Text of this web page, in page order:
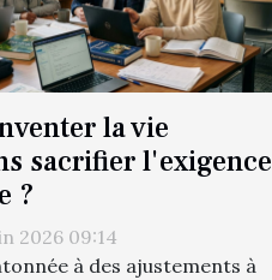
la vie
sacrifier l'exigence
?
2026 09:14
à des ajustements à